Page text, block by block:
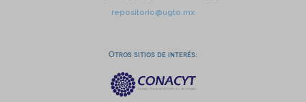
repositorio@ugto.mx
Otros sitios de interés: